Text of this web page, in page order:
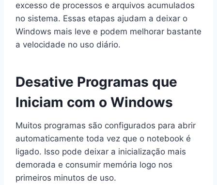
excesso de processos e arquivos acumulados
no sistema. Essas etapas ajudam a deixar o
Windows mais leve e podem melhorar bastante
a velocidade no uso diário.
Desative Programas que
Iniciam com o Windows
Muitos programas são configurados para abrir
automaticamente toda vez que o notebook é
ligado. Isso pode deixar a inicialização mais
demorada e consumir memória logo nos
primeiros minutos de uso.